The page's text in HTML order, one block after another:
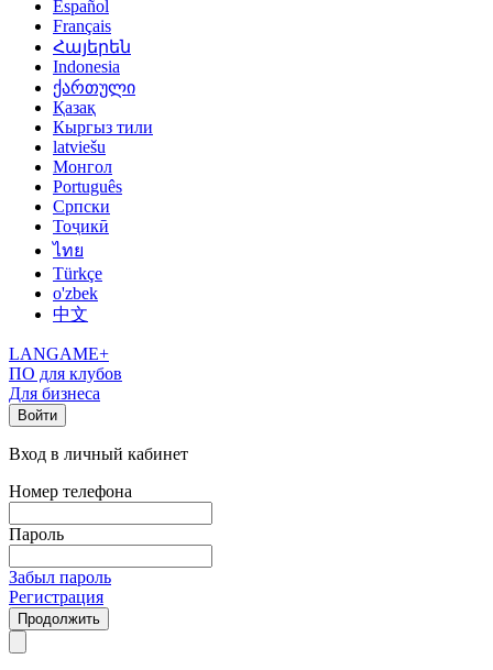
Español
Français
Հայերեն
Indonesia
ქართული
Қазақ
Кыргыз тили
latviešu
Монгол
Português
Српски
Тоҷикӣ
ไทย
Türkçe
o'zbek
中文
LANGAME+
ПО для клубов
Для бизнеса
Войти
Вход в личный кабинет
Номер телефона
Пароль
Забыл пароль
Регистрация
Продолжить